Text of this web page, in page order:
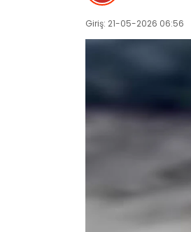
Giriş: 21-05-2026 06:56